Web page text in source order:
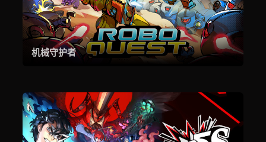
机械守护者